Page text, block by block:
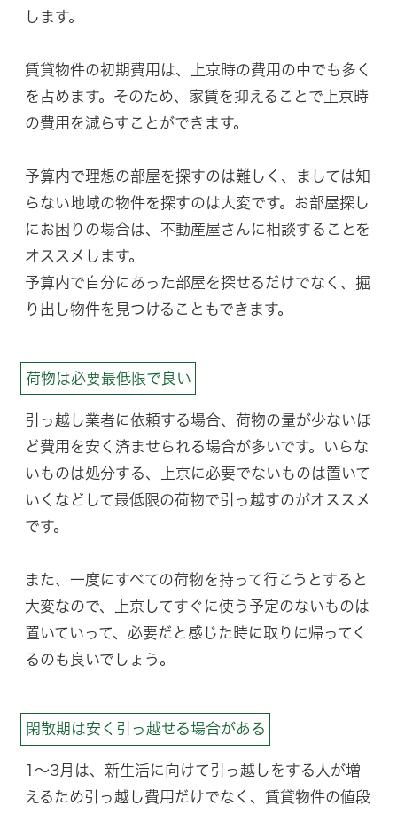
します。
賃貸物件の初期費用は、上京時の費用の中でも多く
を占めます。そのため、家賃を抑えることで上京時
の費用を減らすことができます。
予算内で理想の部屋を探すのは難しく、ましては知
らない地域の物件を探すのは大変です。お部屋探し
にお困りの場合は、不動産屋さんに相談することを
オススメします。
予算内で自分にあった部屋を探せるだけでなく、掘
り出し物件を見つけることもできます。
荷物は必要最低限で良い
引っ越し業者に依頼する場合、荷物の量が少ないほ
ど費用を安く済ませられる場合が多いです。いらな
いものは処分する、上京に必要でないものは置いて
いくなどして最低限の荷物で引っ越すのがオススメ
です。
また、一度にすべての荷物を持って行こうとすると
大変なので、上京してすぐに使う予定のないものは
置いていって、必要だと感じた時に取りに帰ってく
るのも良いでしょう。
閑散期は安く引っ越せる場合がある
1〜3月は、新生活に向けて引っ越しをする人が増
えるため引っ越し費用だけでなく、賃貸物件の値段